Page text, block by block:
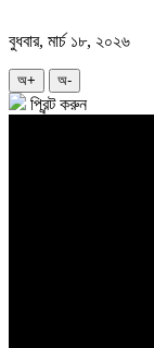
বুধবার, মার্চ ১৮, ২০২৬
অ+ অ-
প্রিন্ট করুন